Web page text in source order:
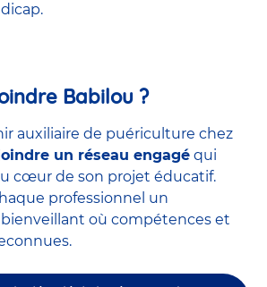
Babilou ?
auxiliaire de puériculture chez
un réseau engagé qui
cœur de son projet éducatif.
professionnel un
où compétences et